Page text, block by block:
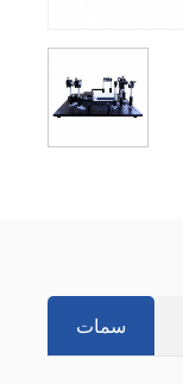
سمات